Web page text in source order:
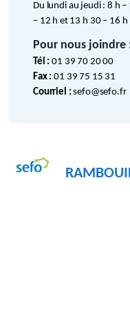
Du lundi au jeudi : 8 h
– 12 h et 13 h 30 – 16 h
Pour nous joindre
Tél :01 39 70 20 00
Fax :01 39 75 15 31
Courriel :sefo@sefo.fr